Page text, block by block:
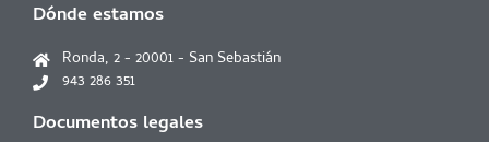
Dónde estamos
Ronda, 2 - 20001 - San Sebastián
943 286 351
Documentos legales